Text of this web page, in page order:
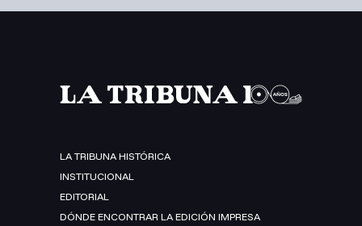
LA TRIBUNA HISTÓRICA
INSTITUCIONAL
EDITORIAL
DÓNDE ENCONTRAR LA EDICIÓN IMPRESA